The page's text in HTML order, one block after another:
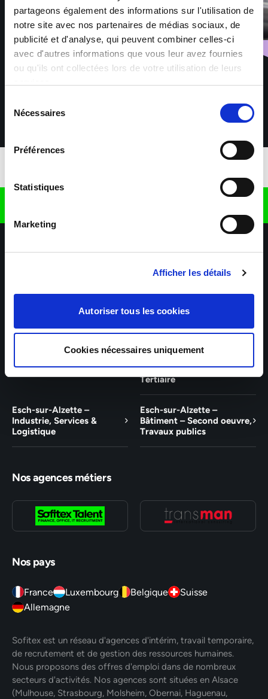
partageons également des informations sur l'utilisation de
notre site avec nos partenaires de médias sociaux, de
publicité et d'analyse, qui peuvent combiner celles-ci
avec d'autres informations que vous leur avez fournies
ou qu'ils ont collectées lors de votre utilisation de leurs
Nécessaires
Préférences
Statistiques
Marketing
Afficher les détails
Autoriser tous les cookies
Cookies nécessaires uniquement
Wiltz – Industrie, Services,
Logistique, Bâtiment et
Tertiaire
Esch-sur-Alzette –
Industrie, Services &
Logistique
Esch-sur-Alzette –
Bâtiment – Second oeuvre,
Travaux publics
Nos agences métiers
Nos pays
France Luxembourg Belgique
Suisse
Allemagne
Sofitex est un réseau d'agences d'intérim, travail temporaire,
de recrutement et de gestion des ressources humaines.
Nous proposons des offres d'emploi dans de nombreux
secteurs d'activités. Nos agences sont situées en Alsace
(Mulhouse, Strasbourg, Molsheim, Obernai, Haguenau,